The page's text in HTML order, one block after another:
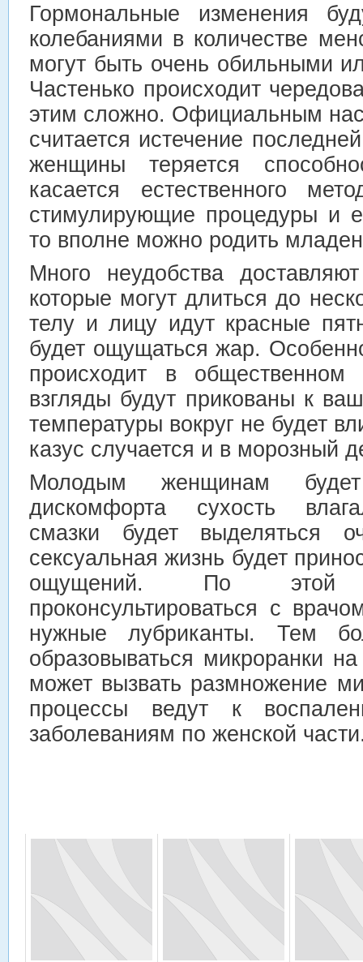
Гормональные изменения
колебаниями в количестве
могут быть очень обильными
Частенько происходит
этим сложно. Официальным
считается истечение
женщины теряется
касается естественного
стимулирующие процедуры и
то вполне можно родить
Много неудобства
которые могут длиться до
телу и лицу идут красные
будет ощущаться жар.
происходит в общественном
взгляды будут прикованы к
температуры вокруг не будет
казус случается и в морозный
Молодым женщинам
дискомфорта сухость
смазки будет выделяться
сексуальная жизнь будет
ощущений. По этой
проконсультироваться с
нужные лубриканты. Тем
образовываться микроранки
может вызвать размножение
процессы ведут к
заболеваниям по женской